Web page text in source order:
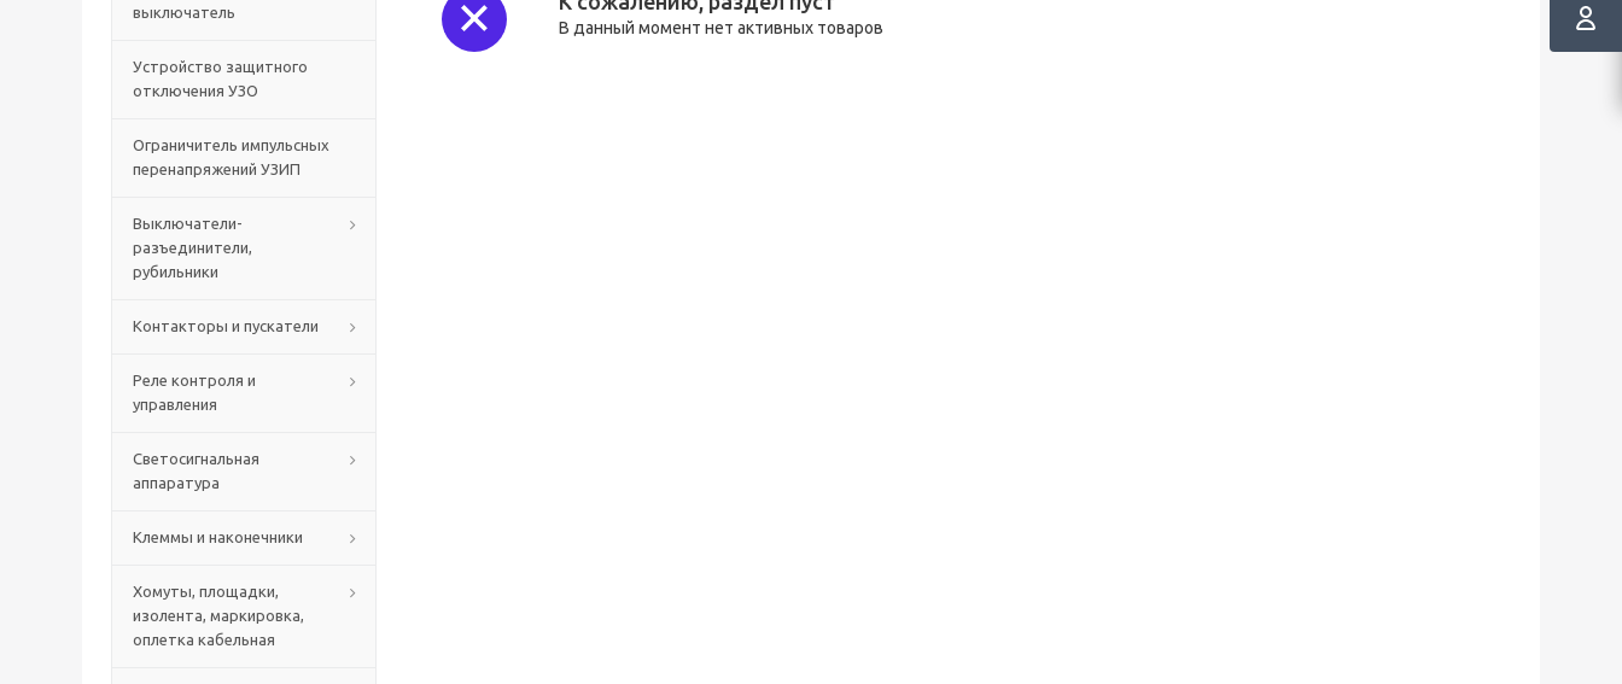
выключатель
Устройство защитного
отключения УЗО
Ограничитель импульсных
перенапряжений УЗИП
Выключатели-
разъединители,
рубильники
Контакторы и пускатели
Реле контроля и
управления
Светосигнальная
аппаратура
Клеммы и наконечники
Хомуты, площадки,
изолента, маркировка,
оплетка кабельная
В данный момент нет активных товаров